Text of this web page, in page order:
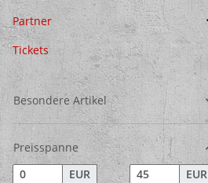
Partner
Tickets
Besondere Artikel
Preisspanne
EUR
EUR